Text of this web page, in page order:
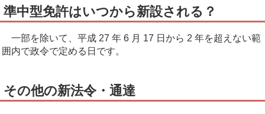
準中型免許はいつから新設される？
一部を除いて、平成 27 年 6 月 17 日から 2 年を超えない範
囲内で政令で定める日です。
その他の新法令・通達